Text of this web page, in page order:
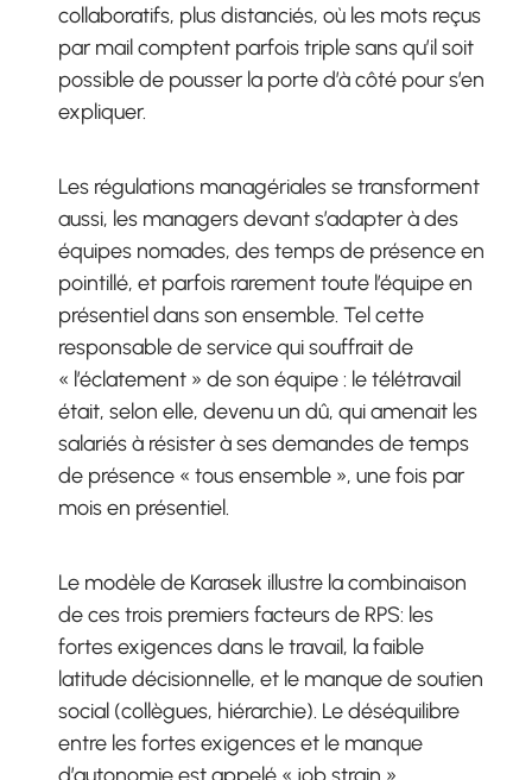
collaboratifs, plus distanciés, où les mots reçus
par mail comptent parfois triple sans qu’il soit
possible de pousser la porte d’à côté pour s’en
expliquer.
Les régulations managériales se transforment
aussi, les managers devant s’adapter à des
équipes nomades, des temps de présence en
pointillé, et parfois rarement toute l’équipe en
présentiel dans son ensemble. Tel cette
responsable de service qui souffrait de
« l’éclatement » de son équipe : le télétravail
était, selon elle, devenu un dû, qui amenait les
salariés à résister à ses demandes de temps
de présence « tous ensemble », une fois par
mois en présentiel.
Le modèle de Karasek illustre la combinaison
de ces trois premiers facteurs de RPS: les
fortes exigences dans le travail, la faible
latitude décisionnelle, et le manque de soutien
social (collègues, hiérarchie). Le déséquilibre
entre les fortes exigences et le manque